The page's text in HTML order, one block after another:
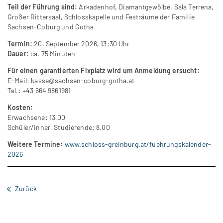
Teil der Führung sind:Arkadenhof, Diamantgewölbe, Sala Terrena,
Großer Rittersaal, Schlosskapelle und Festräume der Familie
Sachsen-Coburg und Gotha
Termin: 20. September 2026, 13:30 Uhr
Dauer: ca. 75 Minuten
Für einen garantierten Fixplatz wird um Anmeldung ersucht:
E-Mail: kasse@sachsen-coburg-gotha.at
Tel.: +43 664 9861981
Kosten:
Erwachsene: 13,00
Schüler/inner, Studierende: 8,00
Weitere Termine: www.schloss-greinburg.at/fuehrungskalender-
2026
Zurück